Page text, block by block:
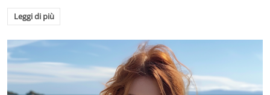
Leggi di più